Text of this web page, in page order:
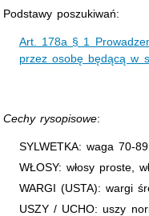
Podstawy poszukiwań:
Art. 178a § 1
przez osobę będącą w
Cechy rysopisowe:
SYLWETKA: waga 70-
WŁOSY: włosy proste,
WARGI (USTA): wargi
USZY / UCHO: uszy